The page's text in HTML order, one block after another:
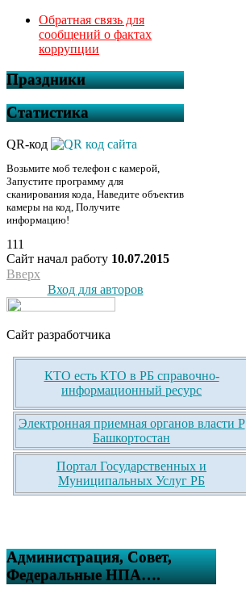
Обратная связь для
сообщений о фактах
коррупции
Праздники
Статистика
QR-код
Возьмите моб телефон с камерой,
Запустите программу для
сканирования кода, Наведите объектив
камеры на код, Получите
информацию!
111
Сайт начал работу 10.07.2015
Вверх
Вход для авторов
Сайт разработчика
КТО есть КТО в РБ справочно-
информационный ресурс
Электронная приемная органов власти Р
Башкортостан
Портал Государственных и
Муниципальных Услуг РБ
Администрация, Совет,
Федеральные НПА….